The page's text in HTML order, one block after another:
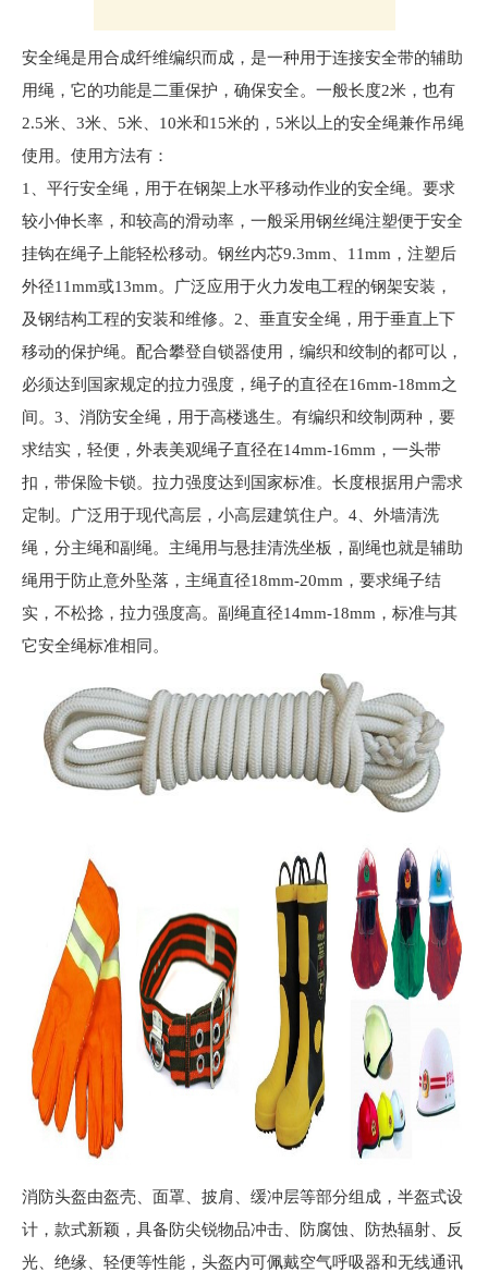
安全绳是用合成纤维编织而成，是一种用于连接安全带的辅助
用绳，它的功能是二重保护，确保安全。一般长度2米，也有
2.5米、3米、5米、10米和15米的，5米以上的安全绳兼作吊绳
使用。使用方法有：
1、平行安全绳，用于在钢架上水平移动作业的安全绳。要求
较小伸长率，和较高的滑动率，一般采用钢丝绳注塑便于安全
挂钩在绳子上能轻松移动。钢丝内芯9.3mm、11mm，注塑后
外径11mm或13mm。广泛应用于火力发电工程的钢架安装，
及钢结构工程的安装和维修。2、垂直安全绳，用于垂直上下
移动的保护绳。配合攀登自锁器使用，编织和绞制的都可以，
必须达到国家规定的拉力强度，绳子的直径在16mm-18mm之
间。3、消防安全绳，用于高楼逃生。有编织和绞制两种，要
求结实，轻便，外表美观绳子直径在14mm-16mm，一头带
扣，带保险卡锁。拉力强度达到国家标准。长度根据用户需求
定制。广泛用于现代高层，小高层建筑住户。4、外墙清洗
绳，分主绳和副绳。主绳用与悬挂清洗坐板，副绳也就是辅助
绳用于防止意外坠落，主绳直径18mm-20mm，要求绳子结
实，不松捻，拉力强度高。副绳直径14mm-18mm，标准与其
它安全绳标准相同。
消防头盔由盔壳、面罩、披肩、缓冲层等部分组成，半盔式设
计，款式新颖，具备防尖锐物品冲击、防腐蚀、防热辐射、反
光、绝缘、轻便等性能，头盔内可佩戴空气呼吸器和无线通讯